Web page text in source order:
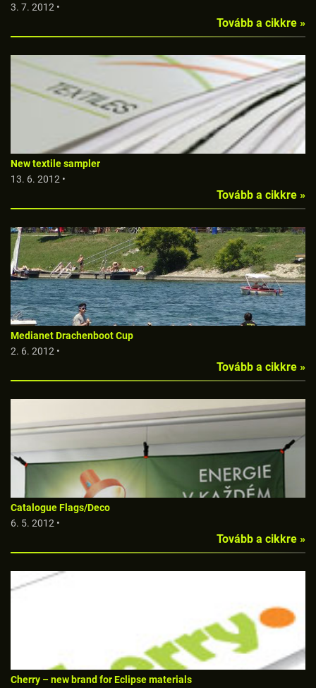
3. 7. 2012 •
Tovább a cikkre »
New textile sampler
13. 6. 2012 •
Tovább a cikkre »
Medianet Drachenboot Cup
2. 6. 2012 •
Tovább a cikkre »
Catalogue Flags/Deco
6. 5. 2012 •
Tovább a cikkre »
Cherry – new brand for Eclipse materials